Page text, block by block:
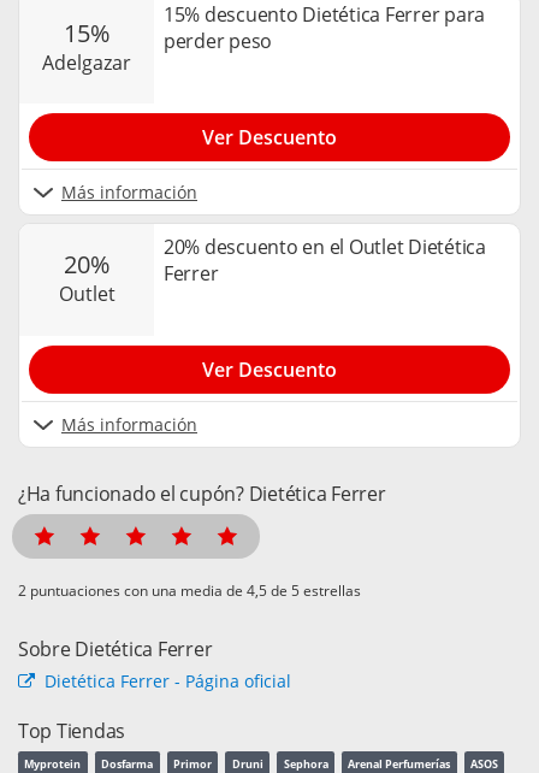
15%
adelgazar
15% descuento Dietética Ferrer para
perder peso
Más información
Ver Descuento
20%
outlet
20% descuento en el Outlet Dietética
Ferrer
Más información
Ver Descuento
¿Ha funcionado el cupón? Dietética Ferrer
puntuaciones con una media de de 5 estrellas
Sobre Dietética Ferrer
Dietética Ferrer - Página oficial
Top Tiendas
Myprotein Dosfarma Primor Druni Sephora Arenal Perfumerías ASOS